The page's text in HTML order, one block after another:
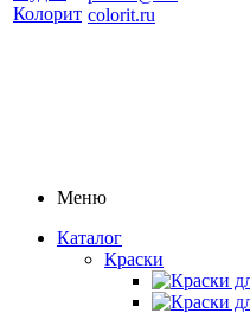
colorit.ru
Меню
Каталог
Краски